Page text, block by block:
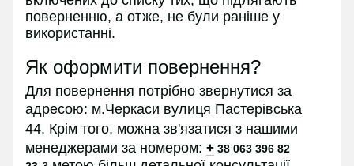
поверненню, а отже, не були раніше у
використанні.
Як оформити повернення?
Для повернення потрібно звернутися за
адресою: м.Черкаси вулиця Пастерівська
44. Крім того, можна зв'язатися з нашими
менеджерами за номером: + 38 063 396 82